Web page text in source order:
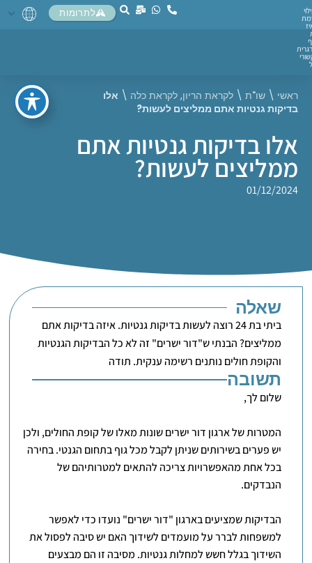
לתרומות
ראשי \ שו"ת \ לקראת הריון, לקראת כלה \ אלו
בדיקות גנטיות אתם ממליצים לעשות?
אלו בדיקות גנטיות אתם
ממליצים לעשות?
01/12/2024
שאלה
ביתי בת 24 רוצה לעשות בדיקות גנטיות. איזה בדיקות אתם
ממליצים? הבנתי ש"דור ישרים" זה לא כל הבדיקות הגנטיות
והקופת חולים נותנים רשימה ענקית. תודה
תשובה
שלום לך,
המטרות של ארגון דור ישרים שונות מאלו של קופת החולים, ולכן
יש פערים בשירותים שניתן לקבל מכל גוף בתחום הגנטי. בחירה
בכל אחת מהאפשרויות צריכה להתאים למטרותיהם של
הנבדקים.
הבדיקות שמציעים בארגון "דור ישרים" נועדו כדי לאפשר
למשפחות לברר על מועמדים לשידוך האם יש סיבה לפסול את
השידוך בגלל חשש למחלות גנטיות. מסיבה זו הם מבצעים